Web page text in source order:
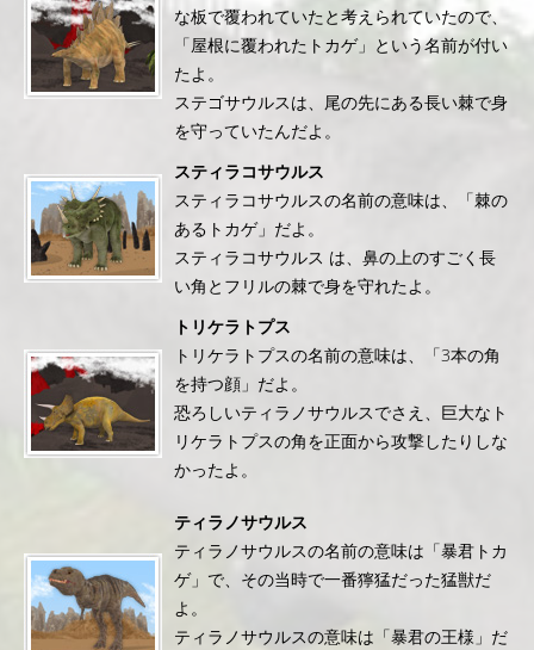
な板で覆われていたと考えられていたので、
「屋根に覆われたトカゲ」という名前が付い
たよ。
ステゴサウルスは、尾の先にある長い棘で身
を守っていたんだよ。
スティラコサウルス
スティラコサウルスの名前の意味は、「棘の
あるトカゲ」だよ。
スティラコサウルス は、鼻の上のすごく長
い角とフリルの棘で身を守れたよ。
トリケラトプス
トリケラトプスの名前の意味は、「3本の角
を持つ顔」だよ。
恐ろしいティラノサウルスでさえ、巨大なト
リケラトプスの角を正面から攻撃したりしな
かったよ。
ティラノサウルス
ティラノサウルスの名前の意味は「暴君トカ
ゲ」で、その当時で一番獰猛だった猛獣だ
よ。
ティラノサウルスの意味は「暴君の王様」だ